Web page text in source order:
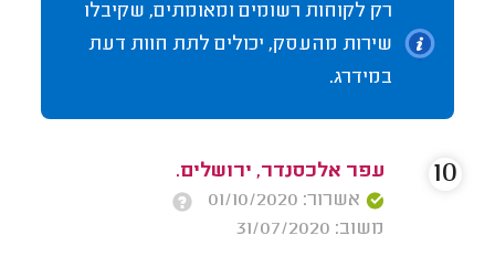
רק לקוחות רשומים ומאומתים, שקיבלו
שירות מהעסק, יכולים לתת חוות דעת
במידרג.
עפר אלכסנדר, ירושלים.
אשרור: 01/10/2020
משוב: 31/07/2020
10